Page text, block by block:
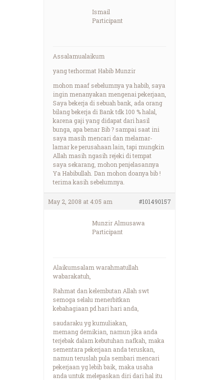
Ismail
Participant
Assalamualaikum
yang terhormat Habib Munzir
mohon maaf sebelumnya ya habib, saya
ingin menanyakan mengenai pekerjaan,
Saya bekerja di sebuah bank, ada orang
bilang bekerja di Bank tdk 100 % halal,
karena gaji yang didapat dari hasil
bunga, apa benar Bib ? sampai saat ini
saya masih mencari dan melamar-
lamar ke perusahaan lain, tapi mungkin
Allah masih ngasih rejeki di tempat
saya sekarang, mohon penjelasannya
Ya Habibullah. Dan mohon doanya bib !
terima kasih sebelumnya.
May 2, 2008 at 4:05 am #101490157
Munzir Almusawa
Participant
Alaikumsalam warahmatullah
wabarakatuh,
Rahmat dan kelembutan Allah swt
semoga selalu menerbitkan
kebahagiaan pd hari hari anda,
saudaraku yg kumuliakan,
memang demikian, namun jika anda
terjebak dalam kebutuhan nafkah, maka
sementara pekerjaan anda teruskan,
namun teruslah pula sembari mencari
pekerjaan yg lebih baik, maka usaha
anda untuk melepaskan diri dari hal itu